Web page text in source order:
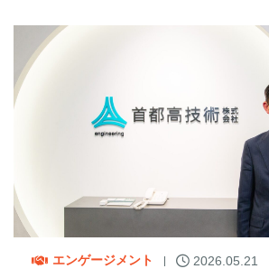
エンゲージメント 2026.05.21